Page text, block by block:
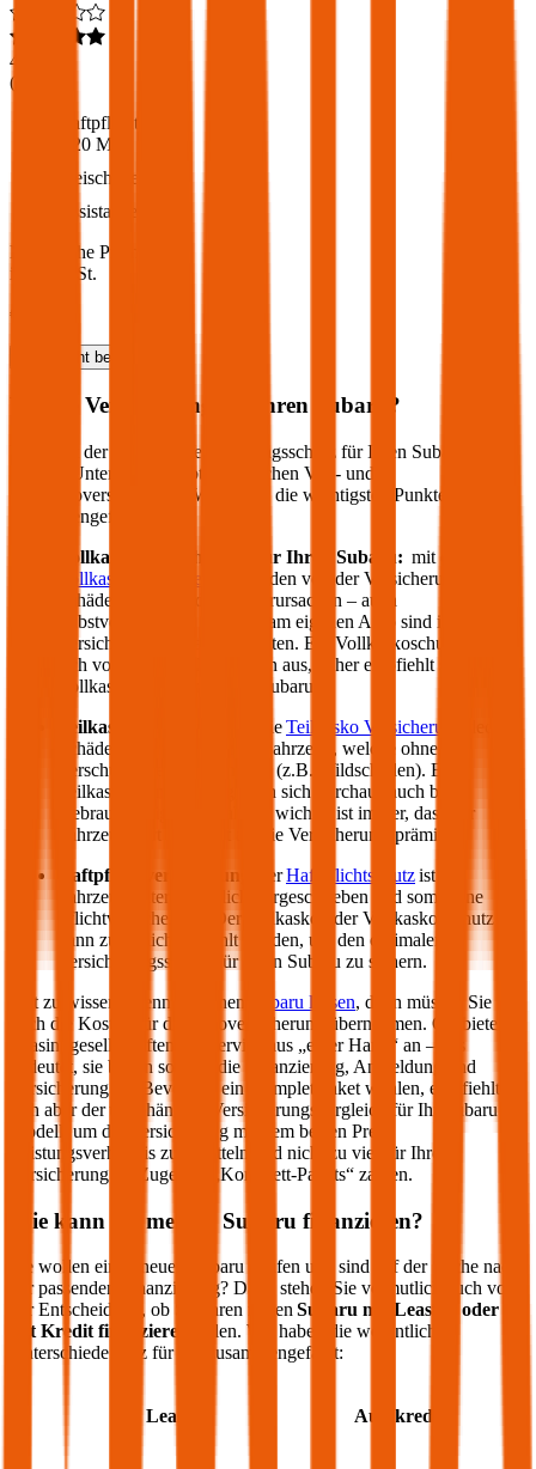
4,6
(
Haftpflicht
€ 20 Mio.
Freischaden
Assistance
Monatliche Prämie
inkl. mVSt.
€ 35,16
Haftpflicht berechnen
Welche Versicherung für Ihren Subaru ?
Wie sieht der optimale Versicherungsschutz für Ihren Subaru
Welche Unterschiede gibt es zwischen Voll- und
Teilkaskoversicherung? Wir haben die wichtigsten Punkte für Sie
zusammengefasst:
Vollkasko Versicherung für Ihren Subaru: mit der
Vollkasko Versicherung
werden von der Versicherung
Schäden gedeckt, die Sie verursachen – auch
selbstverschuldete Schäden am eigenen Auto sind im
Versicherungsumfang enthalten. Ein Vollkaskoschutz zahlt
sich vor allem bei Neuwägen aus, daher empfiehlt sich die
Vollkasko für einen neuen
Subaru
Teilkasko Versicherung:
dieTeilkasko Versicherung
Schäden an Ihrem eigenen Fahrzeug, welche ohne Ihr
Verschulden entstanden sind (z.B. Wildschäden). Eine
Teilkasko Versicherung kann sich durchaus auch bei
Gebrauchtwägen auszahlen: wichtig ist immer, dass der
Fahrzeugwert höher ist als die Versicherungsprämie.
Haftpflichtversicherung
: derHaftpflichtschutzist für
Fahrzeughalter gesetzlich vorgeschrieben und somit eine
Pflichtversicherung. Der Teilkasko oder Vollkasko Schutz
kann zusätzlich gewählt werden, um den optimalen
Versicherungsschutz für Ihren Subaru zu sichern.
Gut zu wissen: Wenn Sie einen
Subaru leasen, dann müssen Sie
auch die Kosten für die Autoversicherung übernehmen. Oft bieten
Leasinggesellschaften ein Service aus „einer Hand“ an – das
bedeutet, sie bieten sowohl die Finanzierung, Anmeldung und
Versicherung an. Bevor Sie ein Komplettpaket wählen, empfiehlt
sich aber der unabhängige Versicherungsvergleich für Ihr
Subaru
Modell, um die Versicherung mit dem besten Preis-
Leistungsverhältnis zu ermitteln und nicht zu viel für Ihre
Versicherung im Zuge des „Komplett-Pakets“ zahlen.
Wie kann ich meinen Subaru finanzieren?
Sie wollen einen neuen Subaru kaufen und sind auf der Suche nach
der passenden Finanzierung? Dann stehen Sie vermutlich auch vor
der Entscheidung, ob Sie Ihren neuen Subaru mit Leasing oder
mit Kredit finanzieren
sollen. Wir haben die wesentlichen
Unterschiede kurz für Sie zusammengefasst:
Leasing Autokredit